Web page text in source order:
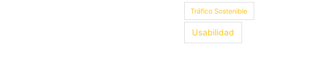
Tráfico Sostenible
Usabilidad